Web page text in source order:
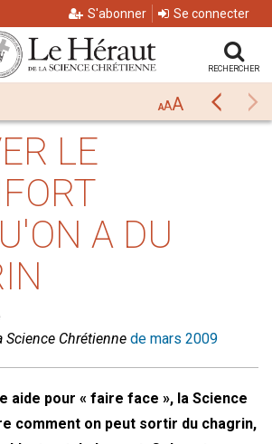
S'abonner Se connecter
RECHERCHER
AAA
LE
A DU
Science Chrétienne de mars 2009
aide pour « faire face », la Science
comment on peut sortir du chagrin,